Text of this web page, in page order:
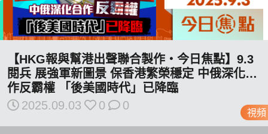
責
聲
明
©
2018
Silent
Majority
For
視頻
【HKG報與幫港出聲聯合製作‧今日焦點】9.3
閱兵 展強軍新圖景 保香港繁榮穩定 中俄深化合
作反霸權 「後美國時代」已降臨
2025.09.03
0 0